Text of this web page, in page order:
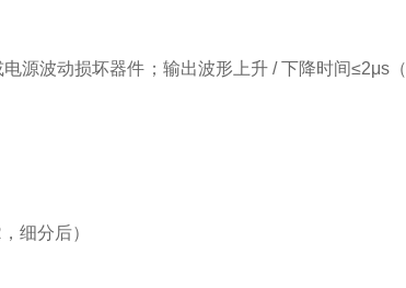
源波动损坏器件；输出波形上升 / 下降时间≤2μs
细分后）